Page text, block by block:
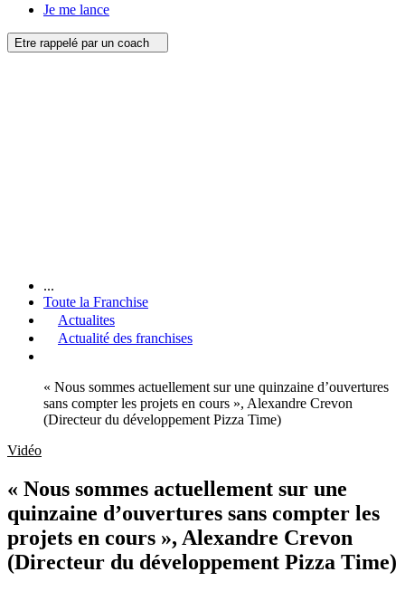
Je me lance
Etre rappelé par un coach
...
Toute la Franchise
Actualites
Actualité des franchises
« Nous sommes actuellement sur une quinzaine d’ouvertures
sans compter les projets en cours », Alexandre Crevon
(Directeur du développement Pizza Time)
Vidéo
« Nous sommes actuellement sur une
quinzaine d’ouvertures sans compter les
projets en cours », Alexandre Crevon
(Directeur du développement Pizza Time)